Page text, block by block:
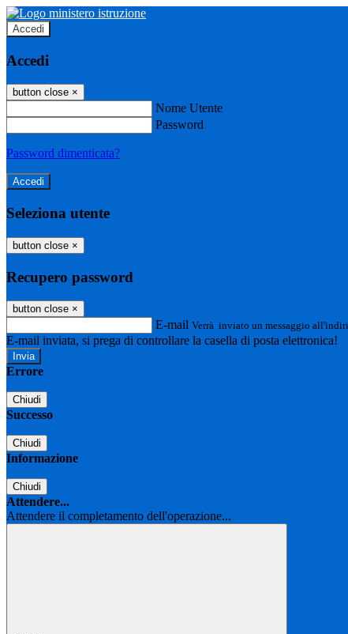
Accedi
Accedi
button close ×
Nome Utente
Password
Password dimenticata?
Seleziona utente
button close ×
Recupero password
button close ×
E-mail Verrà inviato un messaggio
E-mail inviata, si prega di controllare la casella di posta elettronica!
Errore
Chiudi
Successo
Chiudi
Informazione
Chiudi
Attendere...
Attendere il completamento dell'operazione...